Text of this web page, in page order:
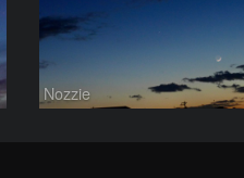
Nozzie